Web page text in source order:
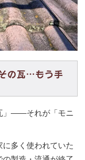
の瓦…もう手
」——それが「モニ
多く使われていた